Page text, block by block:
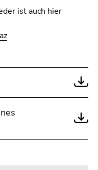
ist auch hier